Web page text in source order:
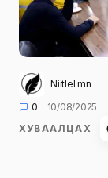
Niitlel.mn
0
10/08/2025
ХУВААЛЦАХ